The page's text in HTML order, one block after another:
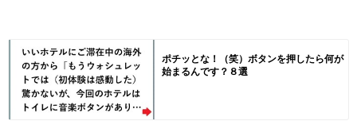
ポチッとな！（笑）ボタンを押したら何が
始まるんです？８選